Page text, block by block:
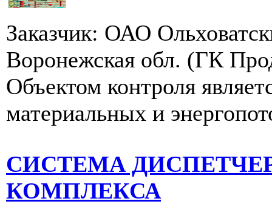
Заказчик: ОАО
Воронежская обл. (ГК
Объектом контроля
материальных и
СИСТЕМА
КОМПЛЕКСА